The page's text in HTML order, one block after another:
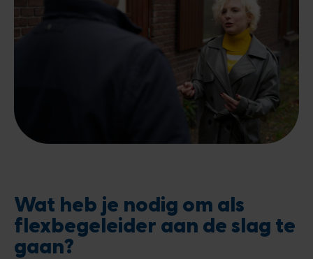
Wat heb je nodig om als
flexbegeleider aan de slag te
gaan?